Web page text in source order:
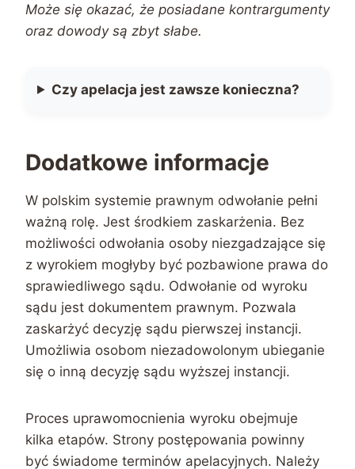
Może się okazać, że posiadane kontrargumenty
oraz dowody są zbyt słabe.
Czy apelacja jest zawsze konieczna?
Dodatkowe informacje
W polskim systemie prawnym odwołanie pełni
ważną rolę. Jest środkiem zaskarżenia. Bez
możliwości odwołania osoby niezgadzające się
z wyrokiem mogłyby być pozbawione prawa do
sprawiedliwego sądu. Odwołanie od wyroku
sądu jest dokumentem prawnym. Pozwala
zaskarżyć decyzję sądu pierwszej instancji.
Umożliwia osobom niezadowolonym ubieganie
się o inną decyzję sądu wyższej instancji.
Proces uprawomocnienia wyroku obejmuje
kilka etapów. Strony postępowania powinny
być świadome terminów apelacyjnych. Należy